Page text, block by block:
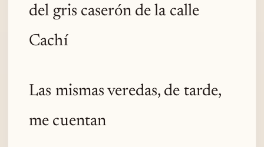
del gris caserón de la calle
Cachí
Las mismas veredas, de tarde,
me cuentan